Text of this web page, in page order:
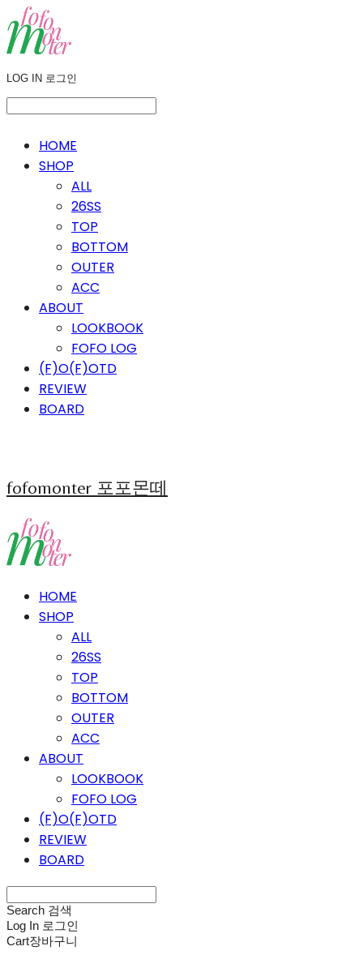
LOG IN 로그인
HOME
SHOP
ALL
26SS
TOP
BOTTOM
OUTER
ACC
ABOUT
LOOKBOOK
FOFO LOG
(F)O(F)OTD
REVIEW
BOARD
fofomonter 포포몬떼
HOME
SHOP
ALL
26SS
TOP
BOTTOM
OUTER
ACC
ABOUT
LOOKBOOK
FOFO LOG
(F)O(F)OTD
REVIEW
BOARD
Search 검색
Log In 로그인
Cart장바구니